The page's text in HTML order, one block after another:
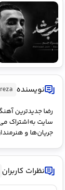
نویسنده reza
رضا جدیدترین
سایت به‌اشتراک
جریان‌ها و
نظرات کاربران